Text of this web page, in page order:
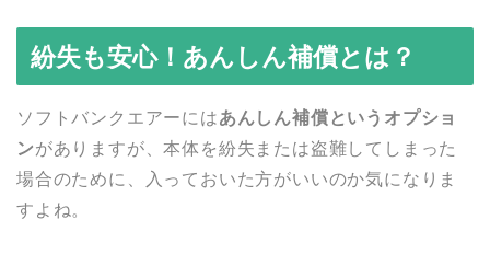
紛失も安心！あんしん補償とは？
ソフトバンクエアーにはあんしん補償というオプショ
ンがありますが、本体を紛失または盗難してしまった
場合のために、入っておいた方がいいのか気になりま
すよね。